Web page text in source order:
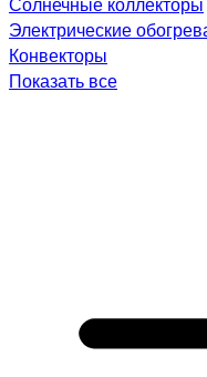
Электрические
Конвекторы
Показать все